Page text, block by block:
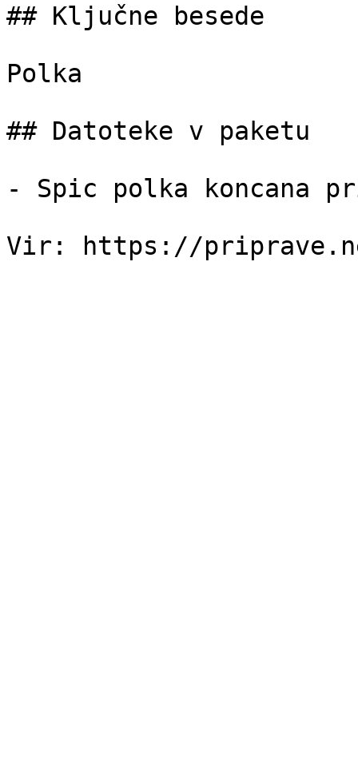
## Ključne besede
Polka
## Datoteke v paketu
- Spic polka koncana